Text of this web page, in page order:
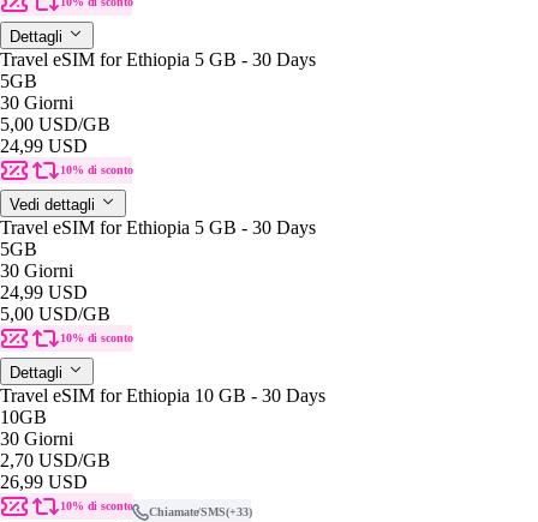
Dettagli
Travel eSIM for Ethiopia 5 GB - 30 Days
5GB
30 Giorni
5,00 USD/GB
24,99 USD
10% di sconto
Vedi dettagli
Travel eSIM for Ethiopia 5 GB - 30 Days
5GB
30 Giorni
24,99 USD
5,00 USD/GB
10% di sconto
Dettagli
Travel eSIM for Ethiopia 10 GB - 30 Days
10GB
30 Giorni
2,70 USD/GB
26,99 USD
10% di sconto Chiamate/SMS(+33)